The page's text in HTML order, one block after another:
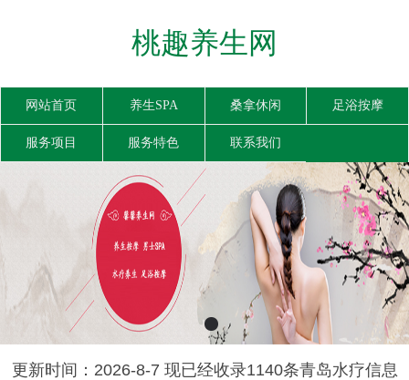
桃趣养生网
网站首页 养生SPA 桑拿休闲 足浴按摩
服务项目 服务特色 联系我们
更新时间：2026-8-7 现已经收录1140条青岛水疗信息